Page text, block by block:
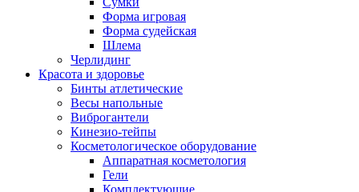
Форма игровая
Форма судейская
Шлема
Черлидинг
Красота и здоровье
Бинты атлетические
Весы напольные
Виброгантели
Кинезио-тейпы
Косметологическое оборудование
Аппаратная косметология
Гели
Комплектующие